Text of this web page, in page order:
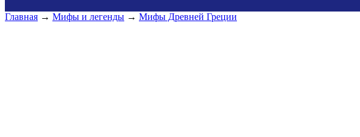
Главная → Мифы и легенды → Мифы Древней Греции